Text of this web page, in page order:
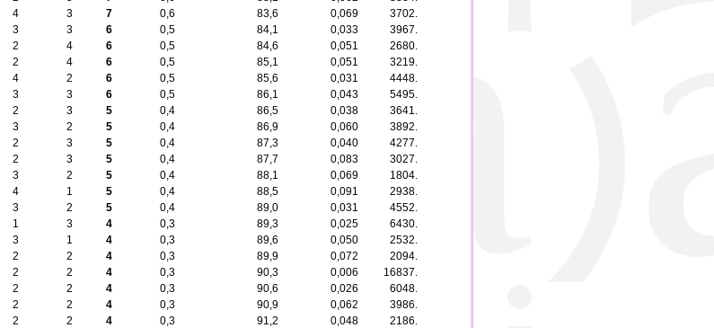
4 3 7 0,6 83,6 0,069
3702.
3 3 6 0,5 84,1 0,033
3967.
2 4 6 0,5 84,6 0,051
2680.
2 4 6 0,5 85,1 0,051
3219.
4 2 6 0,5 85,6 0,031
4448.
3 3 6 0,5 86,1 0,043
5495.
2 3 5 0,4 86,5 0,038
3641.
3 2 5 0,4 86,9 0,060
3892.
2 3 5 0,4 87,3 0,040
4277.
2 3 5 0,4 87,7 0,083
3027.
3 2 5 0,4 88,1 0,069
1804.
4 1 5 0,4 88,5 0,091
2938.
3 2 5 0,4 89,0 0,031
4552.
1 3 4 0,3 89,3 0,025
6430.
3 1 4 0,3 89,6 0,050
2532.
2 2 4 0,3 89,9 0,072
2094.
2 2 4 0,3 90,3 0,006
16837.
2 2 4 0,3 90,6 0,026
6048.
2 2 4 0,3 90,9 0,062
3986.
2 2 4 0,3 91,2 0,048
2186.